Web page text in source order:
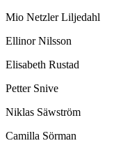
Mio Netzler Liljedahl
Ellinor Nilsson
Elisabeth Rustad
Petter Snive
Niklas Säwström
Camilla Sörman